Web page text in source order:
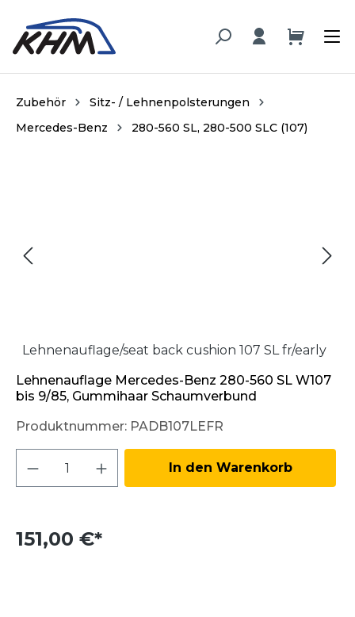
springen
Zubehör
Sitz- / Lehnenpolsterungen
Mercedes-Benz
280-560 SL, 280-500 SLC (107)
Lehnenauflage/seat back cushion 107 SL fr/early
Lehnenauflage Mercedes-Benz 280-560 SL W107
bis 9/85, Gummihaar Schaumverbund
Produktnummer: PADB107LEFR
Produkt Anzahl: Gib den
In den Warenkorb
151,00 €*